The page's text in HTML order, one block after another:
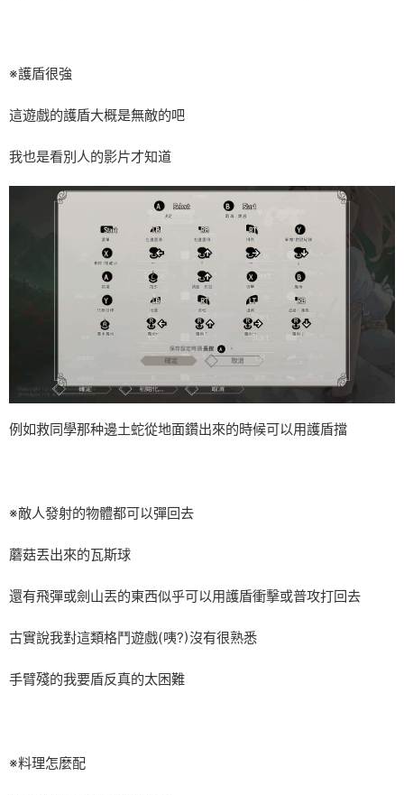
※護盾很強
這遊戲的護盾大概是無敵的吧
我也是看別人的影片才知道
例如救同學那种邊土蛇從地面鑽出來的時候可以用護盾擋
※敵人發射的物體都可以彈回去
蘑菇丟出來的瓦斯球
還有飛彈或劍山丟的東西似乎可以用護盾衝擊或普攻打回去
古實說我對這類格鬥遊戲(咦?)沒有很熟悉
手臂殘的我要盾反真的太困難
※料理怎麼配